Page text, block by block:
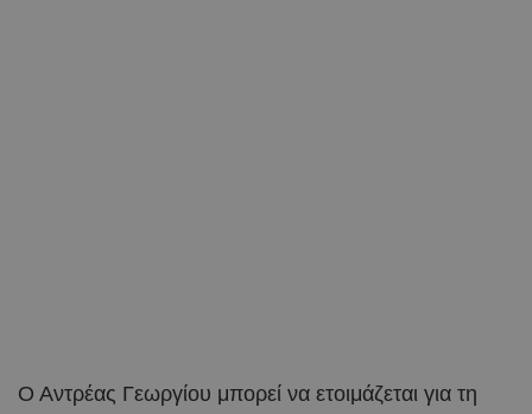
Ο Αντρέας Γεωργίου μπορεί να ετοιμάζεται για τη